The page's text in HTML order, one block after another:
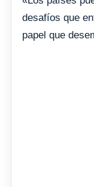
desafíos que
papel que